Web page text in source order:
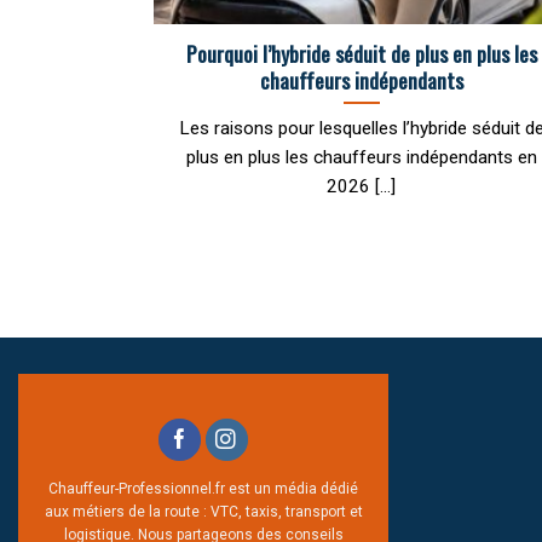
Pourquoi l’hybride séduit de plus en plus les
chauffeurs indépendants
Les raisons pour lesquelles l’hybride séduit de
plus en plus les chauffeurs indépendants en
2026 [...]
Chauffeur-Professionnel.fr est un média dédié
aux métiers de la route : VTC, taxis, transport et
logistique. Nous partageons des conseils